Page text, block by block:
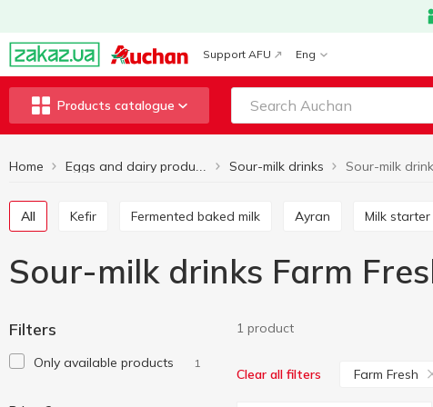
Support AFU Eng
Products catalogue
Home Sour-milk drinks Sour-milk
All Kefir Fermented baked milk Ayran Milk starter
Sour-milk drinks Farm
Filters
Only available products 1
1 product
Clear all filters Farm Fresh